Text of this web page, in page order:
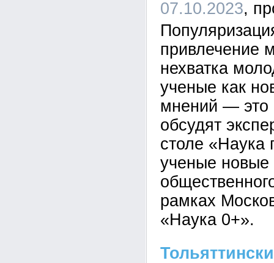
07.10.2023
привлечение
нехватка
ученые как
мнений — это
обсудят
столе «Наука
ученые
рамках
«Наука 0+».